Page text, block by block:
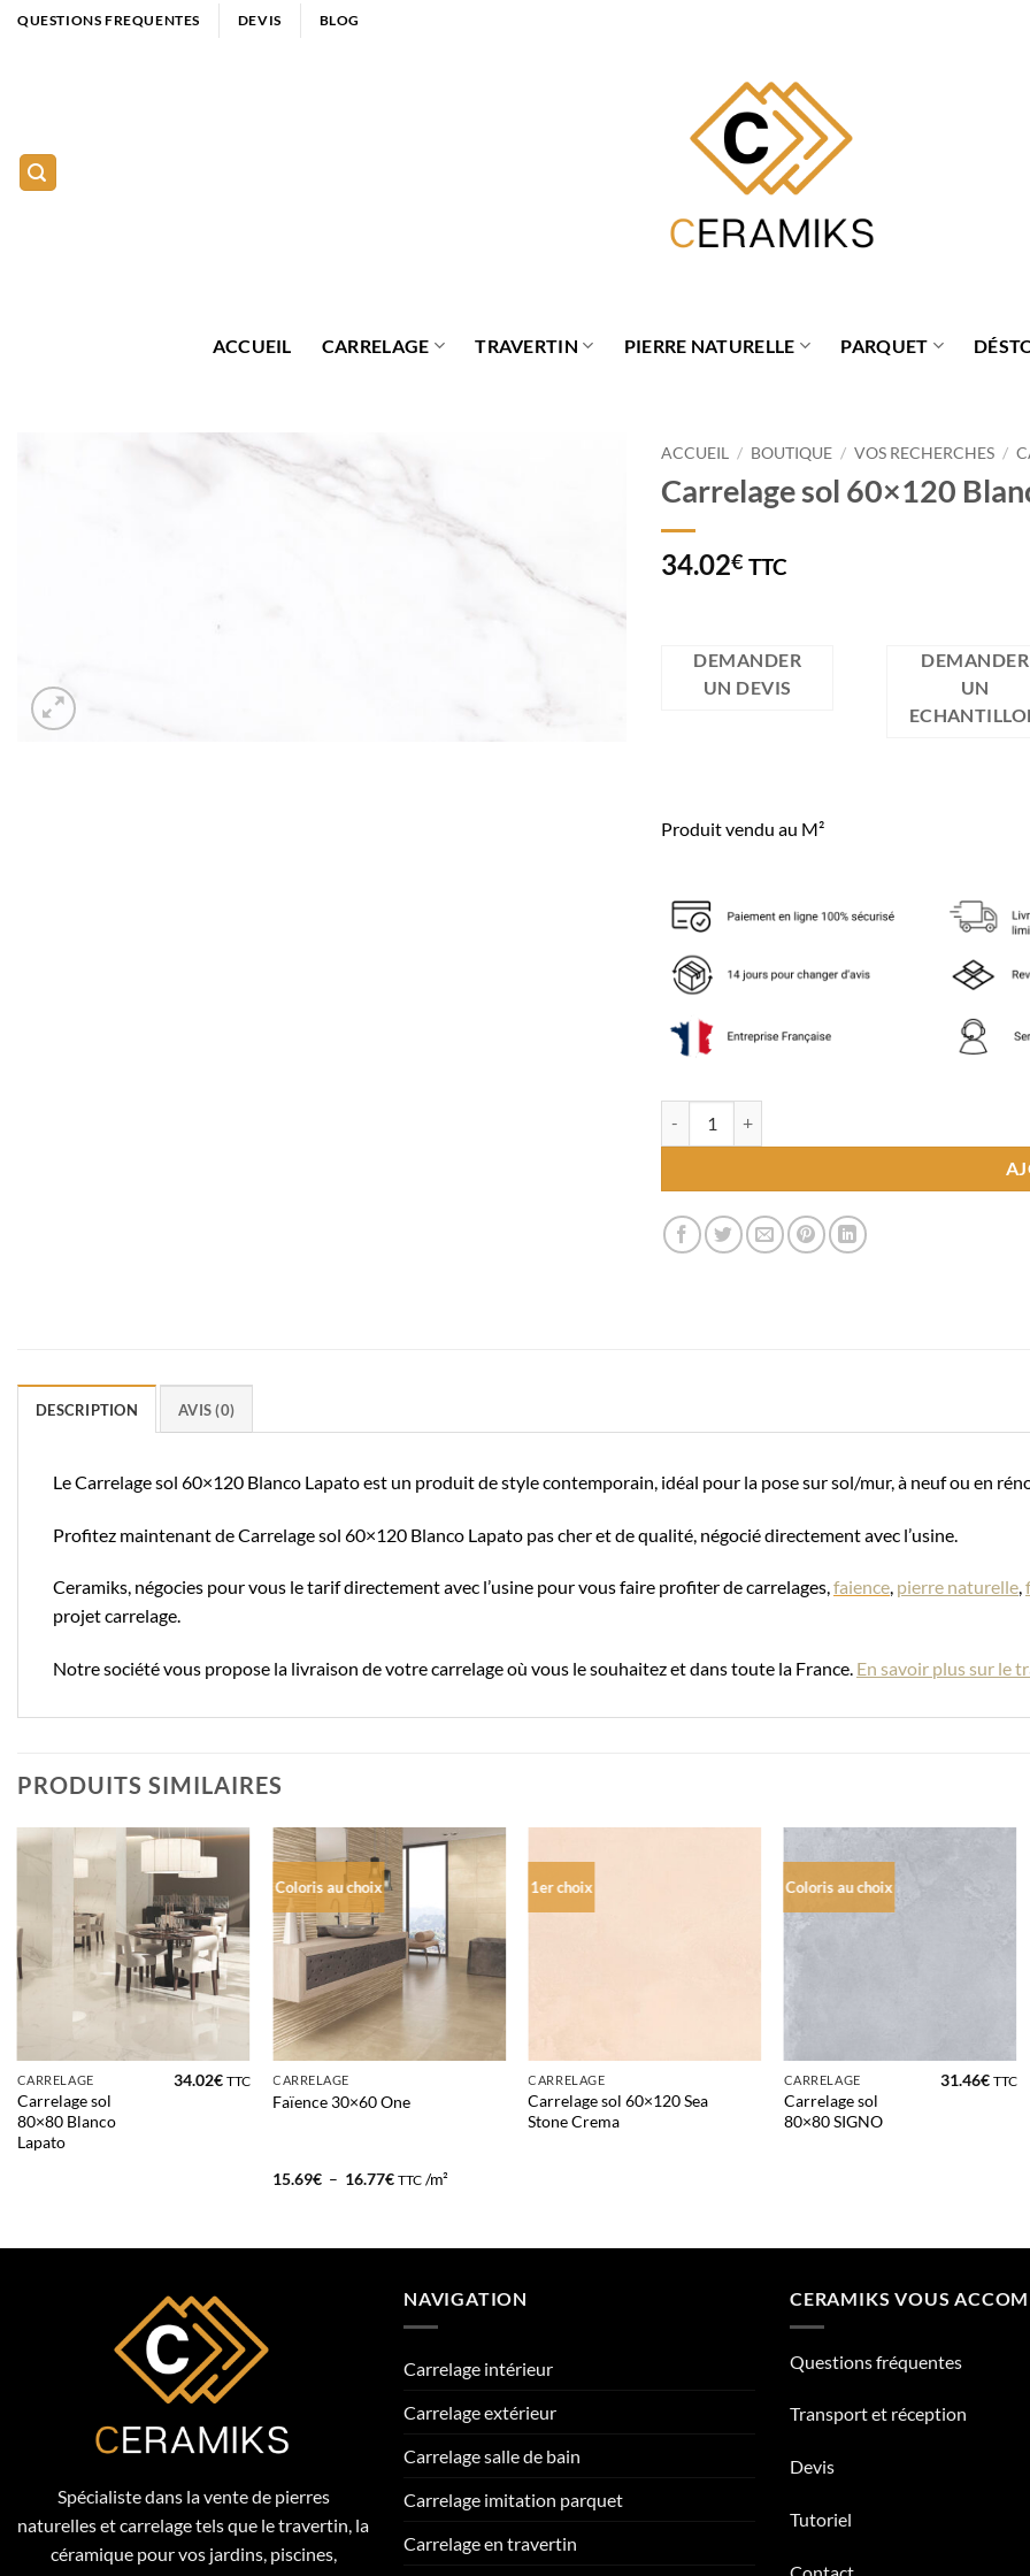
Passer
QUESTIONS FREQUENTES DEVIS BLOG
ACCUEIL CARRELAGE TRAVERTIN PIERRE NATURELLE PARQUET
ACCUEIL / BOUTIQUE / VOS RECHERCHES /
Carrelage sol 60×120
34.02€ TTC
DEMANDER
UN DEVIS
DEMANDER
UN
Produit vendu au M²
DESCRIPTION AVIS (0)
Le Carrelage sol 60×120 Blanco Lapato est un produit de style contemporain, idéal pour la pose sur sol/mur, à neuf ou en
Profitez maintenant de Carrelage sol 60×120 Blanco Lapato pas cher et de qualité, négocié directement avec l’usine.
Ceramiks, négocies pour vous le tarif directement avec l’usine pour vous faire profiter de carrelages,faience, pierre naturelle,
projet carrelage.
Notre société vous propose la livraison de votre carrelage où vous le souhaitez et dans toute la France. En savoir plus sur le
PRODUITS SIMILAIRES
CARRELAGE
Carrelage sol
80×80 Blanco
Lapato
34.02€ TTC
Coloris au choix
CARRELAGE
Faïence 30×60 One
15.69€ – 16.77€Plage
TTC /m²
1er choix
CARRELAGE
Carrelage sol 60×120 Sea
Stone Crema
Coloris au choix
CARRELAGE
Carrelage sol
80×80 SIGNO
31.46€ TTC
Spécialiste dans la vente de pierres
naturelles et carrelage tels que le travertin, la
céramique pour vos jardins, piscines,
NAVIGATION
Carrelage intérieur
Carrelage extérieur
Carrelage salle de bain
Carrelage imitation parquet
Carrelage en travertin
CERAMIKS VOUS
Questions fréquentes
Transport et réception
Devis
Tutoriel